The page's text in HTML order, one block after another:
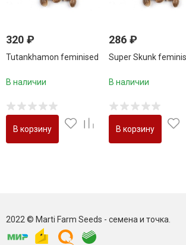
320 ₽
Tutankhamon feminised
В наличии
В корзину
286 ₽
Super Skunk
В наличии
В корзину
2022 © Marti Farm Seeds - семена и точка.